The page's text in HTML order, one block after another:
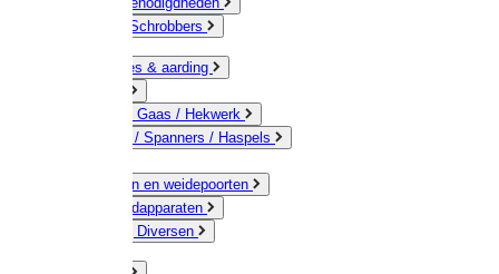
Borstels / Schrobbers
Accessoires & aarding
Geleiders / Gaas / Hekwerk
Verbinders / Spanners / Haspels
Doorgangen en weidepoorten
Schrikdraadapparaten
Afrastering Diversen